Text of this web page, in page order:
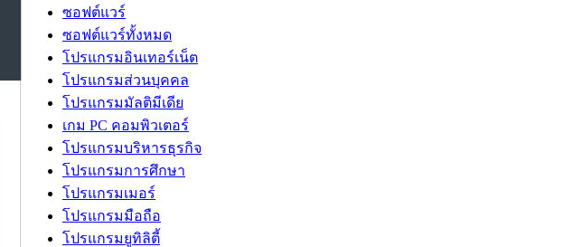
ซอฟต์แวร์
ซอฟต์แวร์ทั้งหมด
โปรแกรมอินเทอร์เน็ต
โปรแกรมส่วนบุคคล
โปรแกรมมัลติมีเดีย
เกม PC คอมพิวเตอร์
โปรแกรมบริหารธุรกิจ
โปรแกรมการศึกษา
โปรแกรมเมอร์
โปรแกรมมือถือ
โปรแกรมยูทิลิตี้